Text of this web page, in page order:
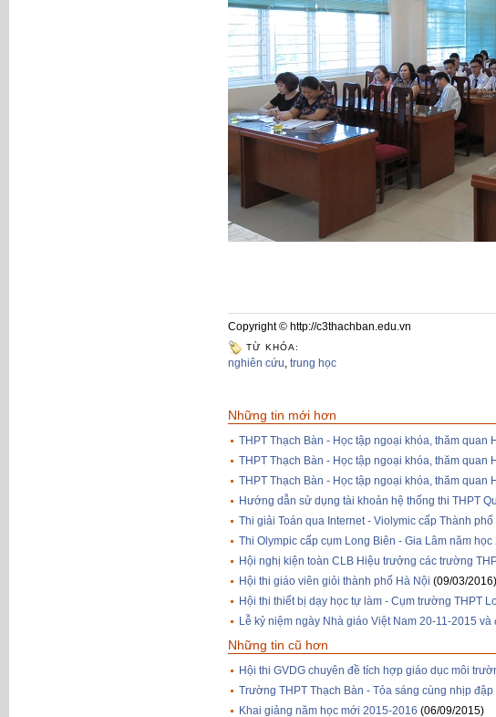
Copyright © http://c3thachban.edu.vn
TỪ KHÓA:
nghiên cứu, trung học
Những tin mới hơn
THPT Thạch Bàn - Học tập ngoại khóa, thăm quan
THPT Thạch Bàn - Học tập ngoại khóa, thăm quan
THPT Thạch Bàn - Học tập ngoại khóa, thăm quan
Hướng dẫn sử dụng tài khoản hệ thống thi THPT
Thi giải Toán qua Internet - Violymic cấp Thành
Thi Olympic cấp cụm Long Biên - Gia Lâm năm học
Hội nghị kiện toàn CLB Hiệu trưởng các trường
Hội thi giáo viên giỏi thành phố Hà Nội (09/03/2016)
Hội thi thiết bị dạy học tự làm - Cụm trường THPT
Lễ kỷ niệm ngày Nhà giáo Việt Nam 20-11-2015
Những tin cũ hơn
Hội thi GVDG chuyên đề tích hợp giáo dục môi
Trường THPT Thạch Bàn - Tỏa sáng cùng nhịp đập
Khai giảng năm học mới 2015-2016 (06/09/2015)